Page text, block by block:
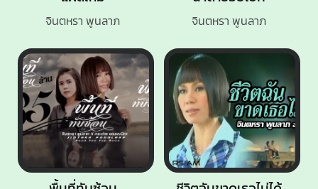
จินตหรา พูนลาภ จินตหรา พูนลาภ